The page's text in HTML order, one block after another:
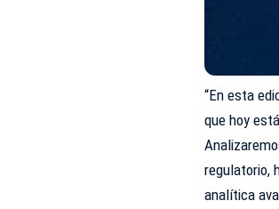
“En esta
que hoy
regulatorio,
analítica